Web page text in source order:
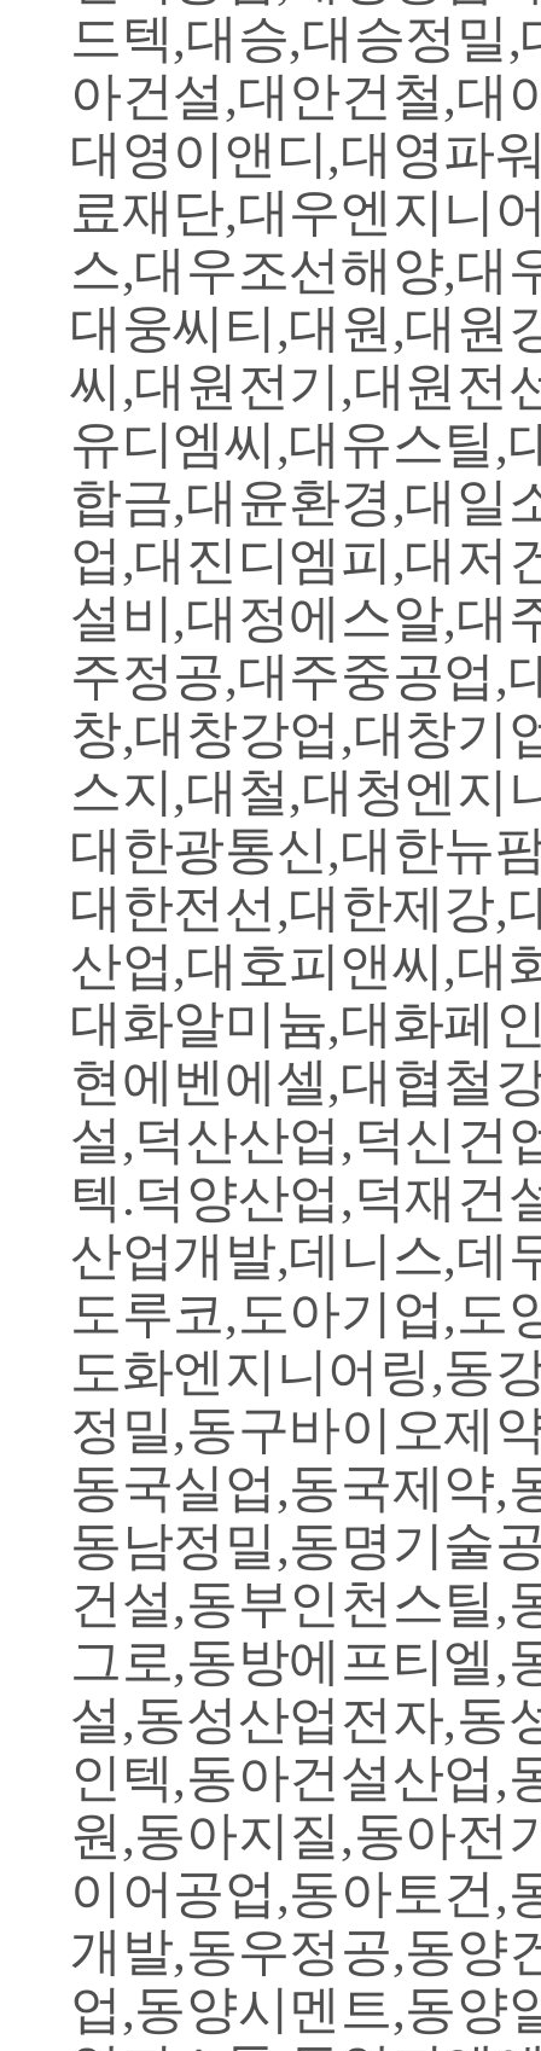
드텍,대승,대승정밀
아건설,대안건철,대
대영이앤디,대영파
료재단,대우엔지니
스,대우조선해양,대
대웅씨티,대원,대원
씨,대원전기,대원전
유디엠씨,대유스틸,
합금,대윤환경,대일
업,대진디엠피,대저
설비,대정에스알,대
주정공,대주중공업,
창,대창강업,대창기
스지,대철,대청엔지
대한광통신,대한뉴
대한전선,대한제강,
산업,대호피앤씨,대
대화알미늄,대화페
현에벤에셀,대협철
설,덕산산업,덕신건
텍.덕양산업,덕재건
산업개발,데니스,데
도루코,도아기업,도
도화엔지니어링,동
정밀,동구바이오제
동국실업,동국제약,
동남정밀,동명기술
건설,동부인천스틸,
그로,동방에프티엘,
설,동성산업전자,동
인텍,동아건설산업,
원,동아지질,동아전
이어공업,동아토건,
개발,동우정공,동양
업,동양시멘트,동양